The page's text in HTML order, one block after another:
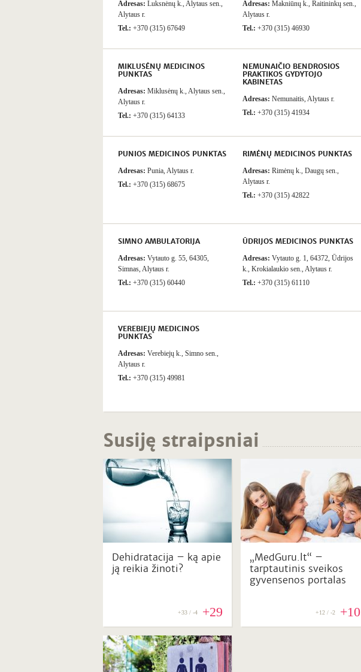
Adresas: Luksnėnų k., Alytaus sen.,
Alytaus r.
Tel.: +370 (315) 67649
Adresas: Makniūnų k., Raitininkų sen.,
Alytaus r.
Tel.: +370 (315) 46930
MIKLUSĖNŲ MEDICINOS
PUNKTAS
Adresas: Miklusėnų k., Alytaus sen.,
Alytaus r.
Tel.: +370 (315) 64133
NEMUNAIČIO BENDROSIOS
PRAKTIKOS GYDYTOJO
KABINETAS
Adresas: Nemunaitis, Alytaus r.
Tel.: +370 (315) 41934
PUNIOS MEDICINOS PUNKTAS
Adresas: Punia, Alytaus r.
Tel.: +370 (315) 68675
RIMĖNŲ MEDICINOS PUNKTAS
Adresas: Rimėnų k., Daugų sen.,
Alytaus r.
Tel.: +370 (315) 42822
SIMNO AMBULATORIJA
Adresas: Vytauto g. 55, 64305,
Simnas, Alytaus r.
Tel.: +370 (315) 60440
ŪDRIJOS MEDICINOS PUNKTAS
Adresas: Vytauto g. 1, 64372, Ūdrijos
k., Krokialaukio sen., Alytaus r.
Tel.: +370 (315) 61110
VEREBIEJŲ MEDICINOS
PUNKTAS
Adresas: Verebiejų k., Simno sen.,
Alytaus r.
Tel.: +370 (315) 49981
Susiję straipsniai
Dehidratacija – ką apie
ją reikia žinoti?
+33 / -4 +29
„MedGuru.lt“ –
tarptautinis sveikos
gyvensenos portalas
+12 / -2 +10